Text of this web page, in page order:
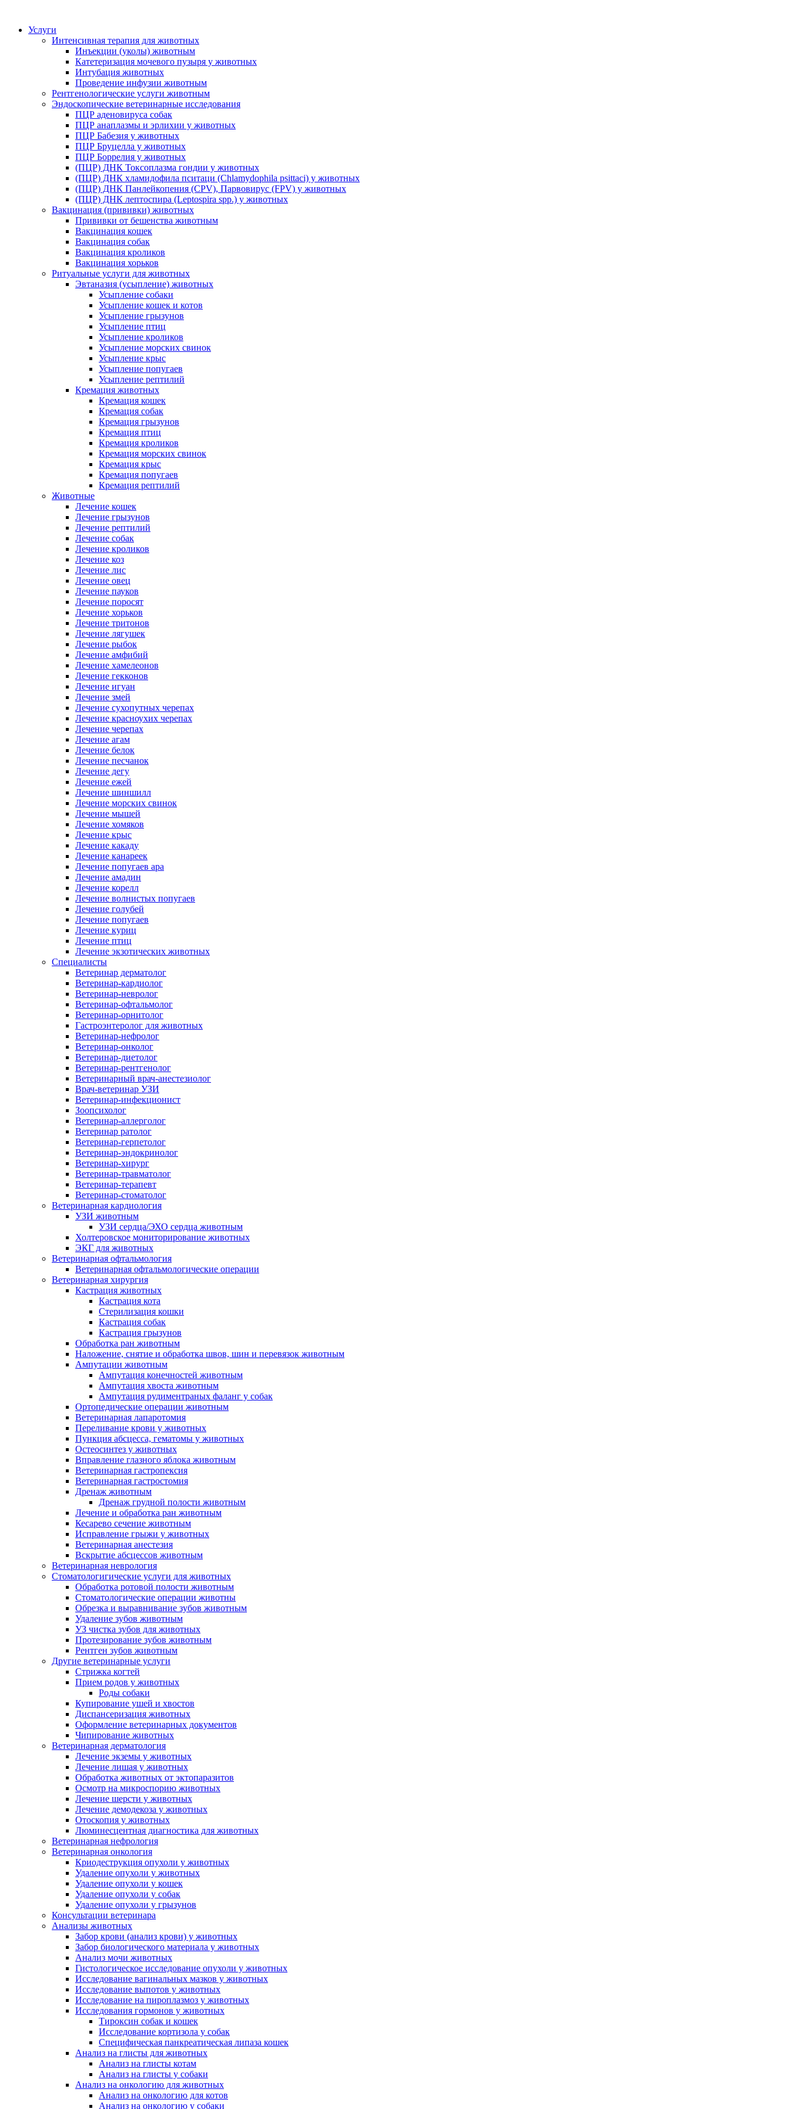
Услуги
Интенсивная терапия для животных
Инъекции (уколы) животным
Катетеризация мочевого пузыря у животных
Интубация животных
Проведение инфузии животным
Рентгенологические услуги животным
Эндоскопические ветеринарные исследования
ПЦР аденовируса собак
ПЦР анаплазмы и эрлихии у животных
ПЦР Бабезия у животных
ПЦР Бруцелла у животных
ПЦР Боррелия у животных
(ПЦР) ДНК Токсоплазма гондии у животных
(ПЦР) ДНК хламидофила пситаци (Chlamydophila psittaci) у животных
(ПЦР) ДНК Панлейкопения (CPV), Парвовирус (FPV) у животных
(ПЦР) ДНК лептоспира (Leptospira spp.) у животных
Вакцинация (прививки) животных
Прививки от бешенства животным
Вакцинация кошек
Вакцинация собак
Вакцинация кроликов
Вакцинация хорьков
Ритуальные услуги для животных
Эвтаназия (усыпление) животных
Усыпление собаки
Усыпление кошек и котов
Усыпление грызунов
Усыпление птиц
Усыпление кроликов
Усыпление морских свинок
Усыпление крыс
Усыпление попугаев
Усыпление рептилий
Кремация животных
Кремация кошек
Кремация собак
Кремация грызунов
Кремация птиц
Кремация кроликов
Кремация морских свинок
Кремация крыс
Кремация попугаев
Кремация рептилий
Животные
Лечение кошек
Лечение грызунов
Лечение рептилий
Лечение собак
Лечение кроликов
Лечение коз
Лечение лис
Лечение овец
Лечение пауков
Лечение поросят
Лечение хорьков
Лечение тритонов
Лечение лягушек
Лечение рыбок
Лечение амфибий
Лечение хамелеонов
Лечение гекконов
Лечение игуан
Лечение змей
Лечение сухопутных черепах
Лечение красноухих черепах
Лечение черепах
Лечение агам
Лечение белок
Лечение песчанок
Лечение дегу
Лечение ежей
Лечение шиншилл
Лечение морских свинок
Лечение мышей
Лечение хомяков
Лечение крыс
Лечение какаду
Лечение канареек
Лечение попугаев ара
Лечение амадин
Лечение корелл
Лечение волнистых попугаев
Лечение голубей
Лечение попугаев
Лечение куриц
Лечение птиц
Лечение экзотических животных
Специалисты
Ветеринар дерматолог
Ветеринар-кардиолог
Ветеринар-невролог
Ветеринар-офтальмолог
Ветеринар-орнитолог
Гастроэнтеролог для животных
Ветеринар-нефролог
Ветеринар-онколог
Ветеринар-диетолог
Ветеринар-рентгенолог
Ветеринарный врач-анестезиолог
Врач-ветеринар УЗИ
Ветеринар-инфекционист
Зоопсихолог
Ветеринар-аллерголог
Ветеринар ратолог
Ветеринар-герпетолог
Ветеринар-эндокринолог
Ветеринар-хирург
Ветеринар-травматолог
Ветеринар-терапевт
Ветеринар-стоматолог
Ветеринарная кардиология
УЗИ животным
УЗИ сердца/ЭХО сердца животным
Холтеровское мониторирование животных
ЭКГ для животных
Ветеринарная офтальмология
Ветеринарная офтальмологические операции
Ветеринарная хирургия
Кастрация животных
Кастрация кота
Стерилизация кошки
Кастрация собак
Кастрация грызунов
Обработка ран животным
Наложение, снятие и обработка швов, шин и перевязок животным
Ампутации животным
Ампутация конечностей животным
Ампутация хвоста животным
Ампутация рудиментраных фаланг у собак
Ортопедические операции животным
Ветеринарная лапаротомия
Переливание крови у животных
Пункция абсцесса, гематомы у животных
Остеосинтез у животных
Вправление глазного яблока животным
Ветеринарная гастропексия
Ветеринарная гастростомия
Дренаж животным
Дренаж грудной полости животным
Лечение и обработка ран животным
Кесарево сечение животным
Исправление грыжи у животных
Ветеринарная анестезия
Вскрытие абсцессов животным
Ветеринарная неврология
Стоматологигические услуги для животных
Обработка ротовой полости животным
Стоматологические операции животны
Обрезка и выравнивание зубов животным
Удаление зубов животным
УЗ чистка зубов для животных
Протезирование зубов животным
Рентген зубов животным
Другие ветеринарные услуги
Стрижка когтей
Прием родов у животных
Роды собаки
Купирование ушей и хвостов
Диспансеризация животных
Оформление ветеринарных документов
Чипирование животных
Ветеринарная дерматология
Лечение экземы у животных
Лечение лишая у животных
Обработка животных от эктопаразитов
Осмотр на микроспорию животных
Лечение шерсти у животных
Лечение демодекоза у животных
Отоскопия у животных
Люминесцентная диагностика для животных
Ветеринарная нефрология
Ветеринарная онкология
Криодеструкция опухоли у животных
Удаление опухоли у животных
Удаление опухоли у кошек
Удаление опухоли у собак
Удаление опухоли у грызунов
Консультации ветеринара
Анализы животных
Забор крови (анализ крови) у животных
Забор биологического материала у животных
Анализ мочи животных
Гистологическое исследование опухоли у животных
Исследование вагинальных мазков у животных
Исследование выпотов у животных
Исследование на пироплазмоз у животных
Исследования гормонов у животных
Тироксин собак и кошек
Исследование кортизола у собак
Специфическая панкреатическая липаза кошек
Анализ на глисты для животных
Анализ на глисты котам
Анализ на глисты у собаки
Анализ на онкологию для животных
Анализ на онкологию для котов
Анализ на онкологию у собаки